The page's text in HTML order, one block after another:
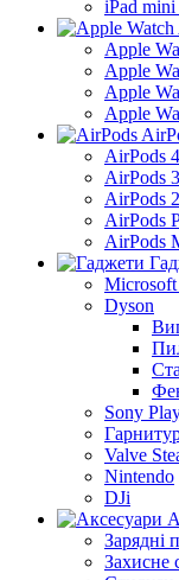
iPad mini
Apple
Apple
Apple
Apple
AirPods 4
AirPods 3
AirPods 2
AirPods
AirPods
Dyson
Sony
Valve
Nintendo
DJi
Зарядні
Захисне